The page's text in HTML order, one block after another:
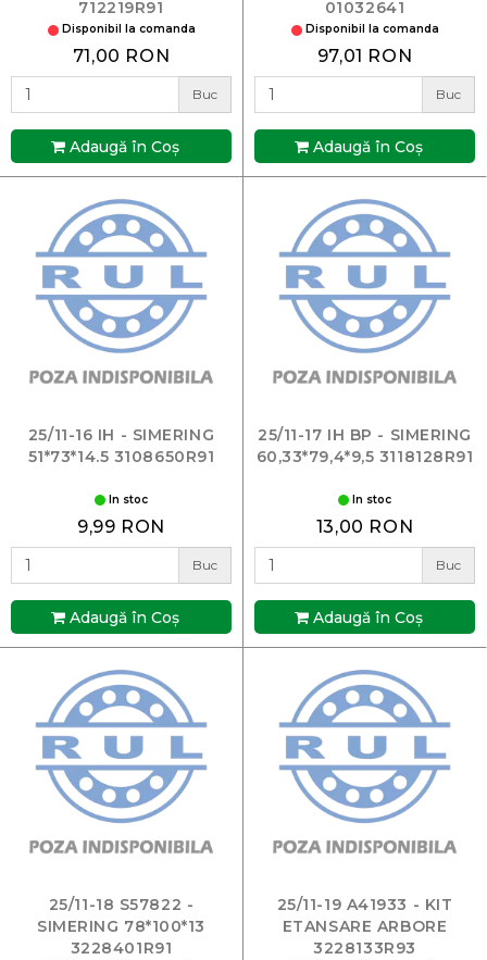
712219R91
Disponibil la comanda
71,00 RON
Buc
Adaugă în Coş
01032641
Disponibil la comanda
97,01 RON
Buc
Adaugă în Coş
25/11-16 IH - SIMERING
51*73*14.5 3108650R91
In stoc
9,99 RON
Buc
Adaugă în Coş
25/11-17 IH BP - SIMERING
60,33*79,4*9,5 3118128R91
In stoc
13,00 RON
Buc
Adaugă în Coş
25/11-18 S57822 -
SIMERING 78*100*13
3228401R91
25/11-19 A41933 - KIT
ETANSARE ARBORE
3228133R93